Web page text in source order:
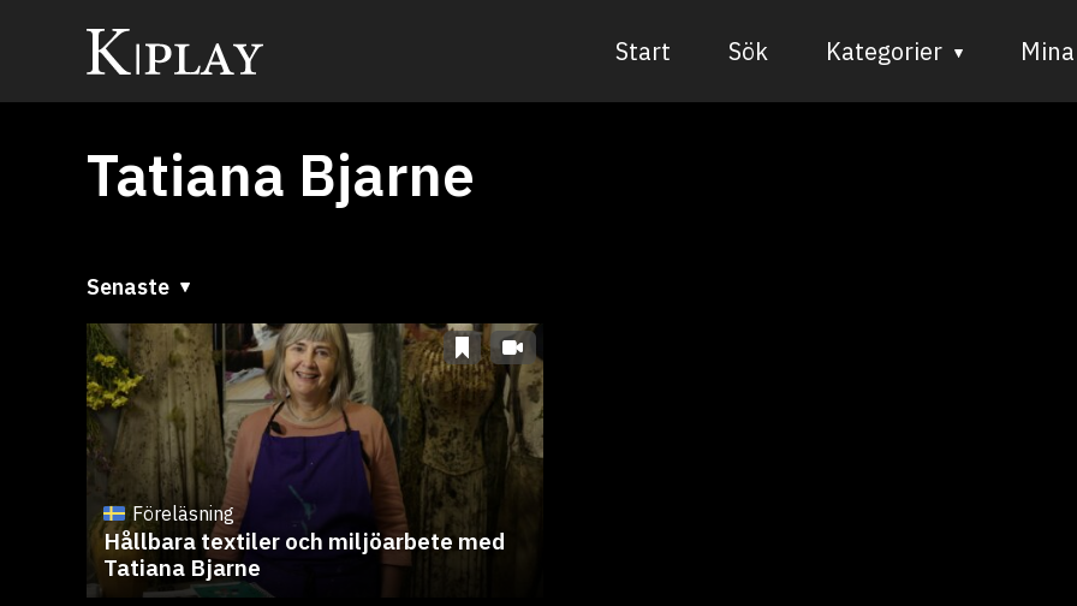
Start Sök Kategorier
Tatiana Bjarne
Senaste
Senaste
A till Ö
Ö till A
Föreläsning
Hållbara textiler och miljöarbete med
Tatiana Bjarne